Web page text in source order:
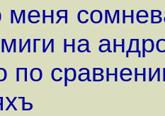
меня
на
по